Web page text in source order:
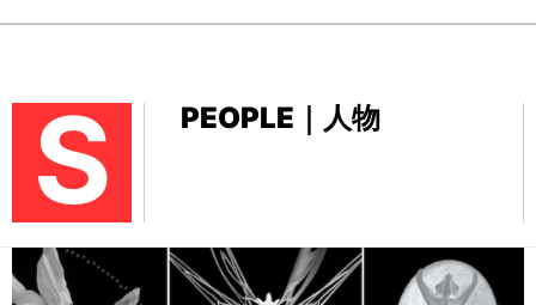
S PEOPLE｜人物